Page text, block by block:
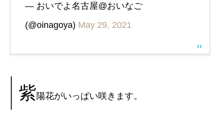
— おいでよ名古屋@おいなご
(@oinagoya) May 29, 2021
紫陽花がいっぱい咲きます。